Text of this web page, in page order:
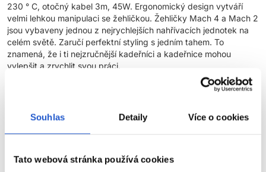
Souhlas Detaily Více o cookies
Tato webová stránka používá cookies
230 ° C, otočný kabel 3m, 45W. Ergonomický design vytváří
velmi lehkou manipulaci se žehličkou. Žehličky Mach 4 a Mach 2
jsou vybaveny jednou z nejrychlejších nahřívacích jednotek na
celém světě. Zaručí perfektní styling s jedním tahem. To
znamená, že i ti nejzručnější kadeřníci a kadeřnice mohou
vylepšit a zrychlit svou práci.
Hodnocení